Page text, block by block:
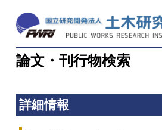
論文・刊行物検索
詳細情報